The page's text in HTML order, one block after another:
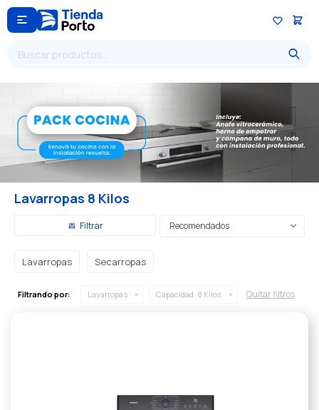

Lavarropas 8 Kilos
Recomendados
Lavarropas Secarropas
Filtrando por: Lavarropas Capacidad: 8 Kilos Quitar filtros